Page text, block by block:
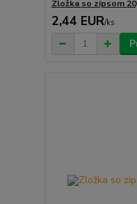
Zložka so zipsom
2,44 EUR/ks